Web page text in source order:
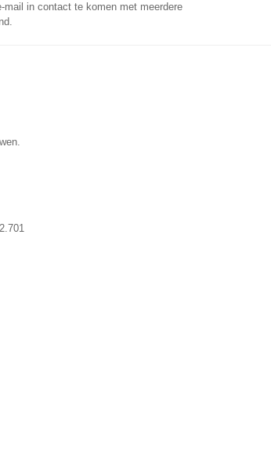
mail in contact te komen met meerdere